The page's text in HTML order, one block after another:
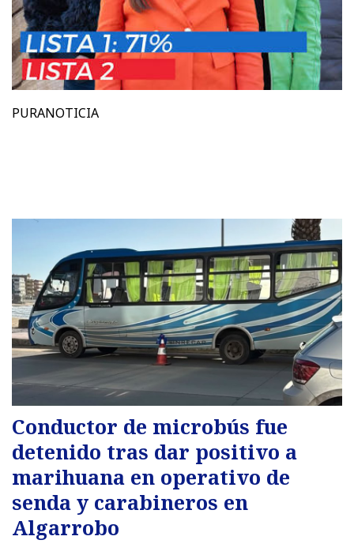
PURANOTICIA
Conductor de microbús fue
detenido tras dar positivo a
marihuana en operativo de
senda y carabineros en
Algarrobo